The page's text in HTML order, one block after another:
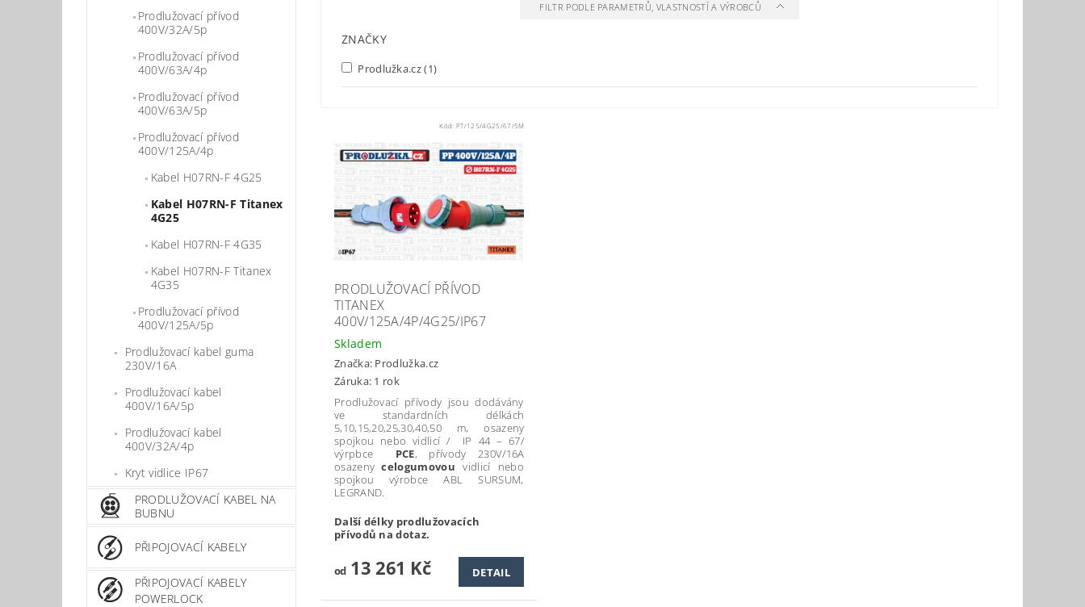
Prodlužovací přívod
400V/32A/5p
Prodlužovací přívod
400V/63A/4p
Prodlužovací přívod
400V/63A/5p
Prodlužovací přívod
400V/125A/4p
Kabel H07RN-F 4G25
Kabel H07RN-F Titanex
4G25
Kabel H07RN-F 4G35
Kabel H07RN-F Titanex
4G35
Prodlužovací přívod
400V/125A/5p
Prodlužovací kabel guma
230V/16A
Prodlužovací kabel
400V/16A/5p
Prodlužovací kabel
400V/32A/4p
Kryt vidlice IP67
PRODLUŽOVACÍ KABEL NA
BUBNU
PŘIPOJOVACÍ KABELY
PŘIPOJOVACÍ KABELY
POWERLOCK
FILTR PODLE PARAMETRŮ, VLASTNOSTÍ A VÝROBCŮ
ZNAČKY
Prodlužka.cz(1)
Kód:PT/125/4G25/67/5M
PRODLUŽOVACÍ PŘÍVOD
TITANEX
400V/125A/4P/4G25/IP67
Skladem
Značka: Prodlužka.cz
Záruka: 1 rok
Prodlužovací přívody jsou dodávány
ve standardních délkách
5,10,15,20,25,30,40,50 m, osazeny
spojkou nebo vidlicí / IP 44 – 67/
výrpbce PCE, přívody 230V/16A
osazenycelogumovou vidlicí nebo
spojkou výrobce ABL SURSUM,
LEGRAND.
Další délky prodlužovacích
přívodů na dotaz.
od13 261 Kč DETAIL